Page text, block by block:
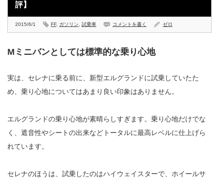
評】
2015/6/1 FF, ガソリン 試乗車 コメントを書く ゼロ
Mミニバンとしては標準的な乗り心地
実は、セレナに乗る前に、新型エルグランドに試乗していたた
め、乗り心地についてはあまり良い印象はありません。
エルグランドの乗り心地が素晴らしすぎます。乗り心地だけでな
く、遮音性やシートの出来などトータルに最高レベルに仕上げら
れています。
セレナのほうは、試乗したのはハイウェイスターで、ホイールサ